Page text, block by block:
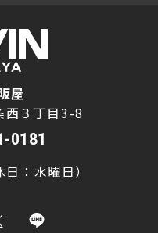
屋
西３丁目3-8
0181
：水曜日）